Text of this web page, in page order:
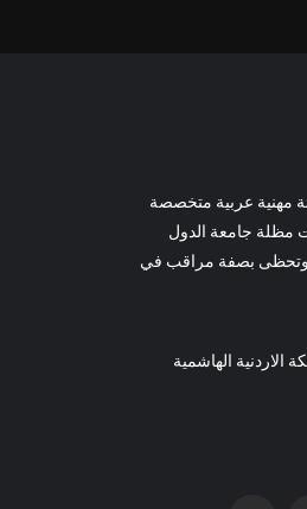
مهنية عربية متخصصة
مظلة جامعة الدول
وتحظى بصفة مراقب في
الاردنية الهاشمية